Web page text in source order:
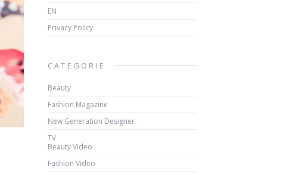
EN
Privacy Policy
CATEGORIE
Beauty
Fashion Magazine
New Generation Designer
TV
Beauty Video
Fashion Video